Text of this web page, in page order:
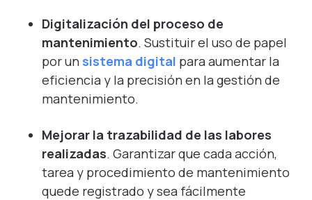
Digitalización del proceso de
mantenimiento. Sustituirel uso de papel
porun sistema digital para aumentar la
eficiencia y la precisión en la gestión de
mantenimiento.
Mejorar la trazabilidad de las labores
realizadas. Garantizar que cada acción,
tarea y procedimiento de mantenimiento
quede registrado y sea fácilmente